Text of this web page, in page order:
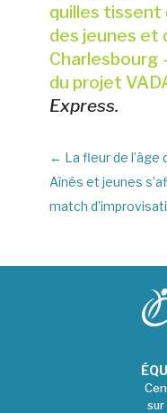
quilles tissent
des jeunes et
Charlesbourg
du projet
Express.
← La fleur de l’âge
Aînés et jeunes
match
sur